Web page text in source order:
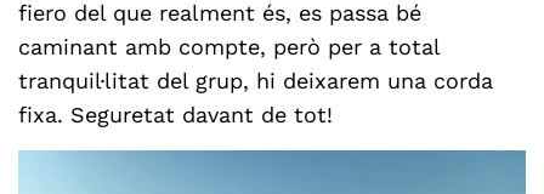
fiero del que realment és, es passa bé
caminant amb compte, però per a total
tranquil·litat del grup, hi deixarem una corda
fixa. Seguretat davant de tot!